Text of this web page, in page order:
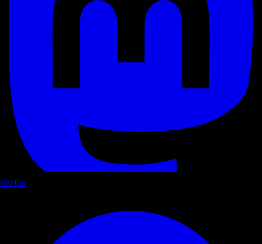
GitHub